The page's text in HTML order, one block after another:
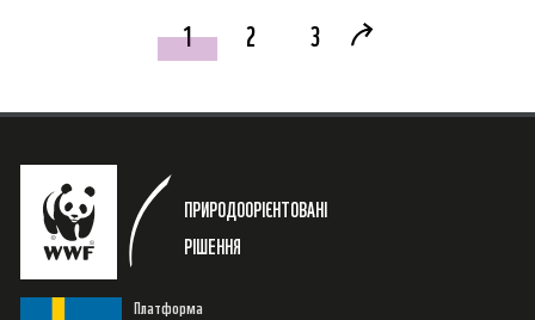
1 2 3
ПРИРОДООРІЄНТОВАНІ
РІШЕННЯ
Платформа